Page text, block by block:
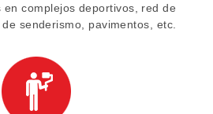
en complejos deportivos, red de
senderismo, pavimentos, etc.